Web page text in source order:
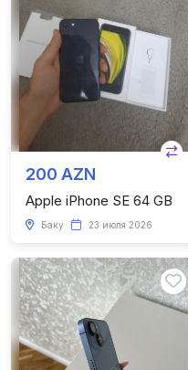
200 AZN
Apple iPhone SE 64 GB
Баку 23 июля 2026